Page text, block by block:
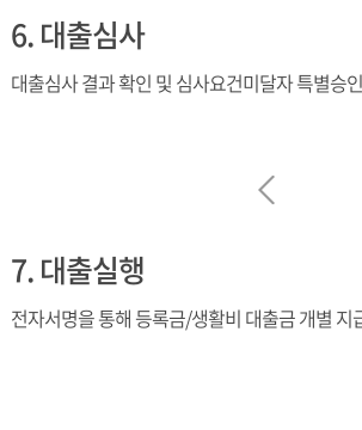
6. 대출심사
대출심사 결과 확인 및 심사요건미달자 특별승인
7. 대출실행
전자서명을 통해 등록금/생활비 대출금 개별 지